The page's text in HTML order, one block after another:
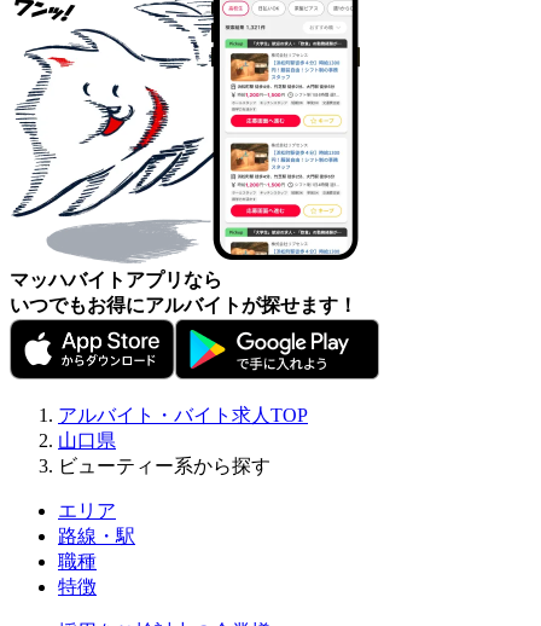
マッハバイトアプリなら
いつでもお得にアルバイトが探せます！
アルバイト・バイト求人TOP
山口県
ビューティー系から探す
エリア
路線・駅
職種
特徴